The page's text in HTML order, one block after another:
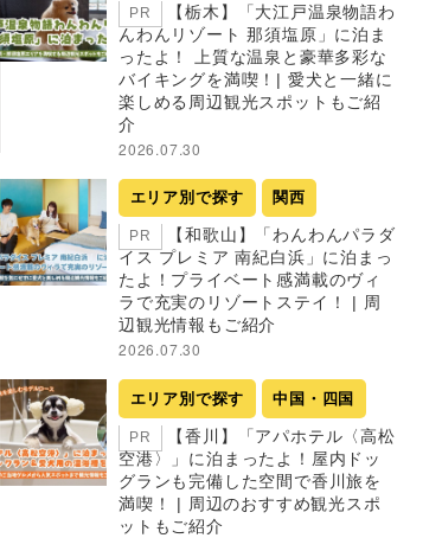
PR
【栃木】「大江戸温泉物語わ
んわんリゾート 那須塩原」に泊ま
ったよ！ 上質な温泉と豪華多彩な
バイキングを満喫！| 愛犬と一緒に
楽しめる周辺観光スポットもご紹
介
2026.07.30
エリア別で探す 関西
PR
【和歌山】「わんわんパラダ
イス プレミア 南紀白浜」に泊まっ
たよ！プライベート感満載のヴィ
ラで充実のリゾートステイ！ | 周
辺観光情報もご紹介
2026.07.30
エリア別で探す 中国・四国
PR
【香川】「アパホテル〈高松
空港〉」に泊まったよ！屋内ドッ
グランも完備した空間で香川旅を
満喫！ | 周辺のおすすめ観光スポ
ットもご紹介